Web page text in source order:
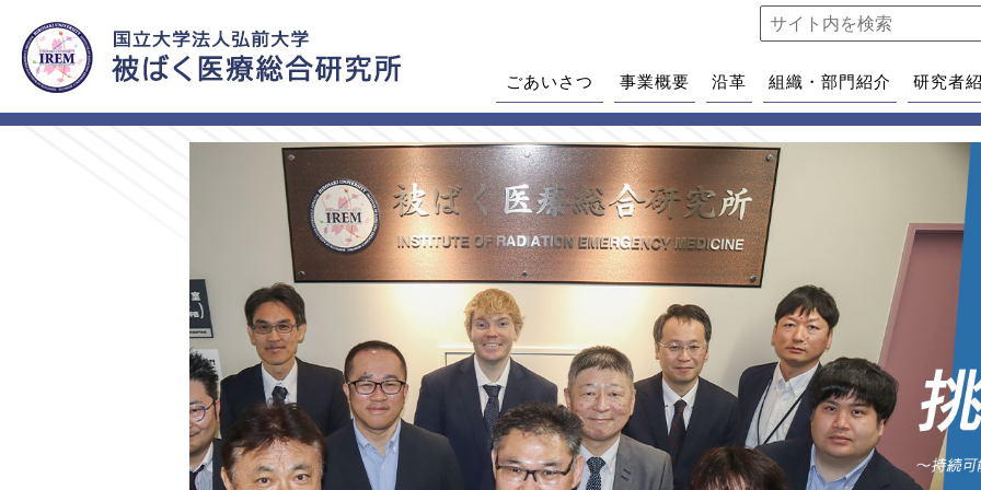
ごあいさつ 事業概要 沿革 組織・部門紹介 研究者